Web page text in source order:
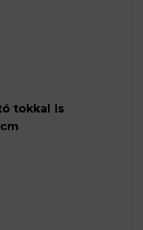
tokkal is